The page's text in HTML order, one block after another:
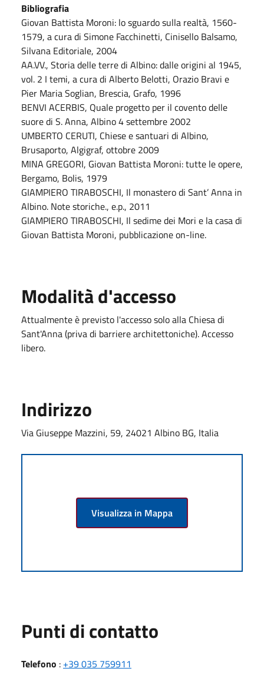
Bibliografia
Giovan Battista Moroni: lo sguardo sulla realtà, 1560-
1579, a cura di Simone Facchinetti, Cinisello Balsamo,
Silvana Editoriale, 2004
AA.VV., Storia delle terre di Albino: dalle origini al 1945,
vol. 2 I temi, a cura di Alberto Belotti, Orazio Bravi e
Pier Maria Soglian, Brescia, Grafo, 1996
BENVI ACERBIS, Quale progetto per il covento delle
suore di S. Anna, Albino 4 settembre 2002
UMBERTO CERUTI, Chiese e santuari di Albino,
Brusaporto, Algigraf, ottobre 2009
MINA GREGORI, Giovan Battista Moroni: tutte le opere,
Bergamo, Bolis, 1979
GIAMPIERO TIRABOSCHI, Il monastero di Sant’ Anna in
Albino. Note storiche., e.p., 2011
GIAMPIERO TIRABOSCHI, Il sedime dei Mori e la casa di
Giovan Battista Moroni, pubblicazione on-line.
Modalità d'accesso
Attualmente è previsto l'accesso solo alla Chiesa di
Sant'Anna (priva di barriere architettoniche). Accesso
libero.
Indirizzo
Via Giuseppe Mazzini, 59, 24021 Albino BG, Italia
Visualizza in Mappa
Punti di contatto
Telefono : +39 035 759911